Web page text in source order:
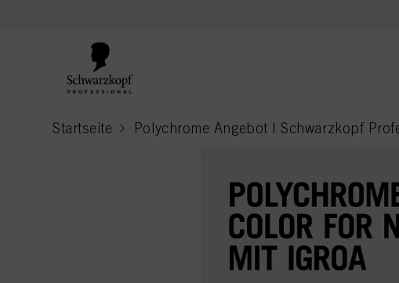
Startseite Polychrome Angebot I Schwarzkopf
current page